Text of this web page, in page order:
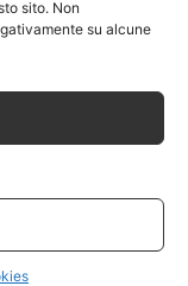
sito. Non
su alcune